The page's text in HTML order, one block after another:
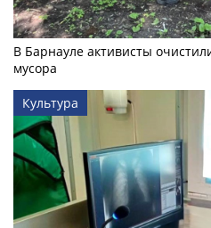
В Барнауле активисты
мусора
Культура